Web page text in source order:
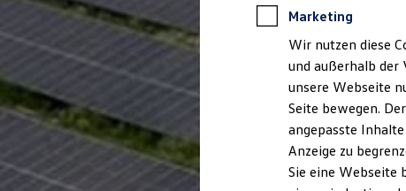
Für Privatkunden
Für Gewerbekunden
Für Privatkunden
Für Gewerbekunden
Versicherungen & Garantien
Kfz-Versicherung für Nutzfahrzeuge
Restschuldversicherung
Wartungsverträge
Reparatur & Service
Marketing
Wir nutzen diese
und außerhalb der
unsere Webseite
Seite bewegen.
angepasste
Anzeige zu
Sie eine Webseite